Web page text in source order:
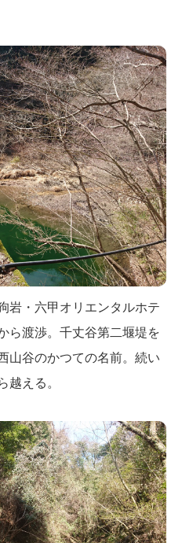
岩・六甲オリエンタルホテ
ら渡渉。千丈谷第二堰堤を
山谷のかつての名前。続い
越える。